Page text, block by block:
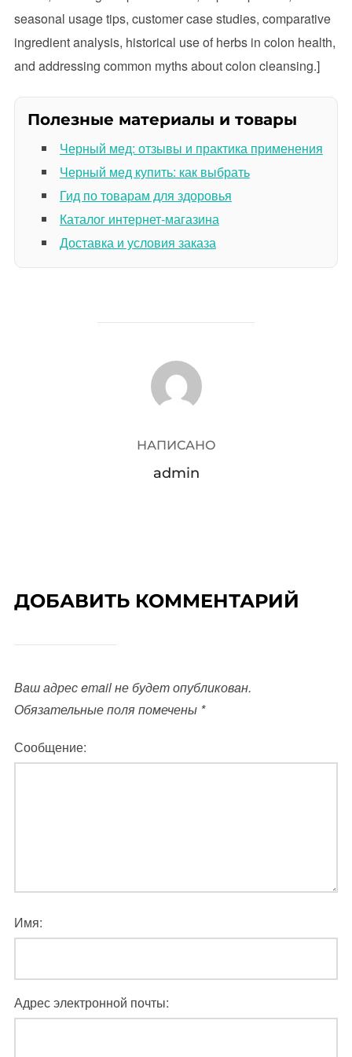
seasonal usage tips, customer case studies, comparative
ingredient analysis, historical use of herbs in colon health,
and addressing common myths about colon cleansing.]
Полезные материалы и товары
Черный мед: отзывы и практика применения
Черный мед купить: как выбрать
Гид по товарам для здоровья
Каталог интернет-магазина
Доставка и условия заказа
АВТОР ЗАПИСИ
НАПИСАНО
admin
ДОБАВИТЬ КОММЕНТАРИЙ
Ваш адрес email не будет опубликован.
Обязательные поля помечены *
Сообщение:
Имя:
Адрес электронной почты: